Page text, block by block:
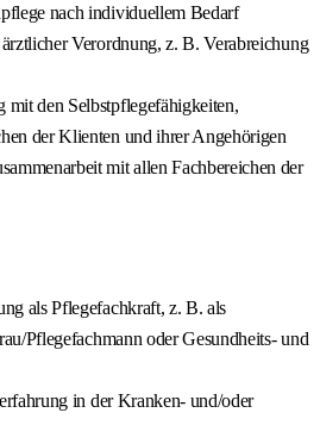
nach individuellem Bedarf
Verordnung, z. B. Verabreichung
mit den Selbstpflegefähigkeiten,
der Klienten und ihrer Angehörigen
mit allen Fachbereichen der
als Pflegefachkraft, z. B. als
Pflegefachmann oder Gesundheits- und
in der Kranken- und/oder